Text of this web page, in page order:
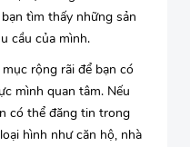
tìm thấy những sản
cầu của mình.
rộng rãi để bạn có
mình quan tâm. Nếu
có thể đăng tin trong
hình như căn hộ, nhà